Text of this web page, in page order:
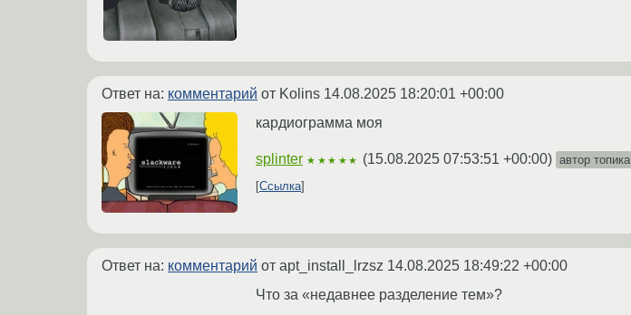
Ответ на: комментарий от Kolins 14.08.2025 18:20:01 +00:00
кардиограмма моя
splinter ★★★★★ (15.08.2025 07:53:51 +00:00) автор топика
Ссылка
Ответ на: комментарий от apt_install_lrzsz 14.08.2025 18:49:22 +00:00
Что за «недавнее разделение тем»?